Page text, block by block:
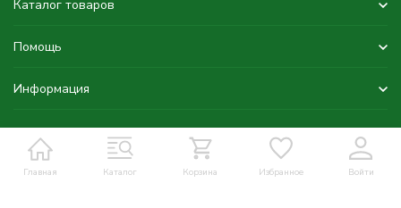
Главная Каталог Корзина Избранное Войти
Каталог товаров
Помощь
Информация